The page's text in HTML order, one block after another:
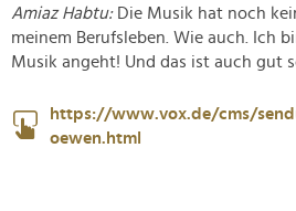
Amiaz Habtu:Die Musik hat noch
meinem Berufsleben. Wie auch. Ich
Musik angeht! Und das ist auch gut
https://www.vox.de/cms/
oewen.html